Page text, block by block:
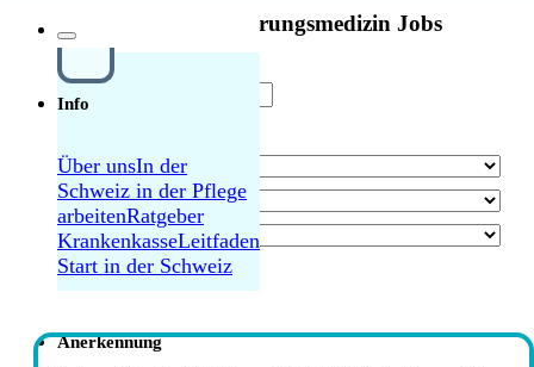
MAGAZIN
Facharzt/-ärztin Versicherungsmedizin 80-
Leitender Arzt/Leitende Ärztin
Versicherungsmedizin in Luzern 80-100%
Info
Über unsIn der
Schweiz in der Pflege
arbeitenRatgeber
KrankenkasseLeitfaden
Start in der Schweiz
Anerkennung
Aktuelle Versicherungsmedizin Jobs
alle Jobs durchsuchen